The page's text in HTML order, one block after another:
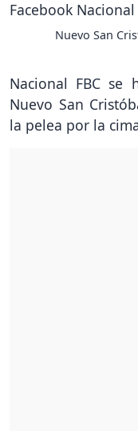
Nuevo San
Nacional FBC
Nuevo San
la pelea por la